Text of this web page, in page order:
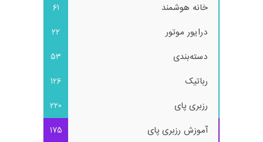
خانه هوشمند
61
درایور موتور
22
دسته‌بندی
53
رباتیک
126
رزبری پای
220
آموزش رزبری پای
175